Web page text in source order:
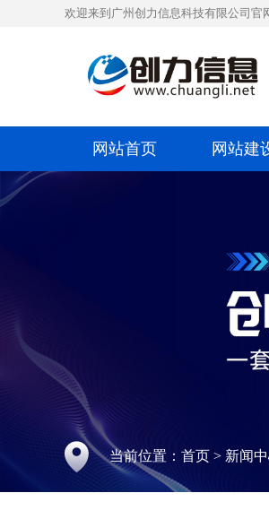
欢迎来到广州创力信息科技有限公司官
网站首页 网站建
当前位置： 首页 > 新闻